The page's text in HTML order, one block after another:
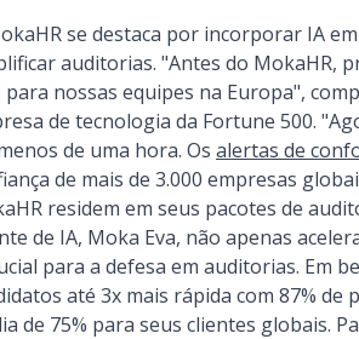
se destaca por incorporar IA
auditorias. "Antes do MokaHR,
para nossas equipes na Europa",
de tecnologia da Fortune 500.
de uma hora. Os alertas de
de mais de 3.000 empresas
residem em seus pacotes de
de IA, Moka Eva, não apenas
para a defesa em auditorias. Em
até 3x mais rápida com 87%
de 75% para seus clientes globais.